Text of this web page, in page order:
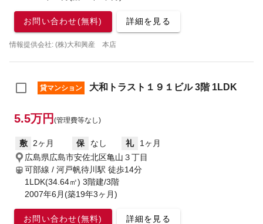
お問い合わせ(無料) 詳細を見る
情報提供会社: (株)大和興産 本店
貸マンション 大和トラスト１９１ビル 3階 1LDK
5.5万円 (管理費等なし)
敷 2ヶ月 保 なし 礼
1ヶ月
広島県広島市安佐北区亀山３丁目
可部線 / 河戸帆待川駅 徒歩14分
1LDK(34.64㎡) 3階建/3階
2007年6月(築19年3ヶ月)
お問い合わせ(無料) 詳細を見る